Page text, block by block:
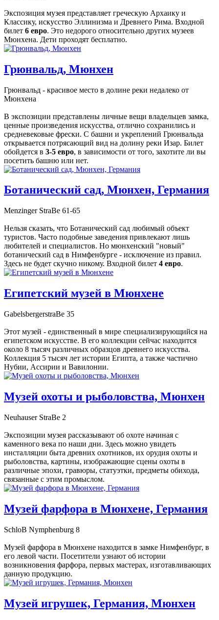
Экспозиция музея представляет греческую Архаику и
Классику, искусство Эллинизма и Древнего Рима. Входной
билет 6 евро. Это недорого относительно других музеев
Мюнхена. Дети проходят бесплатно.
Грюнвальд, Мюнхен
Грюнвальд - красивое место в долине реки недалеко от
Мюнхена
В экспозиции представлены личные вещи владельцев замка,
ценные произведения искусства, отлично сохранились и
средневековые фрески. С башни и укреплений Грюнвальда
открывается потрясающий вид на долину реки Изар. Билет
обойдется в 3-5 евро, в зависимости от того, захотите ли вы
посетить башню или нет.
Ботанический сад, Мюнхен, Германия
Menzinger StraBe 61-65
Нельзя сказать, что Ботанический сад любимый объект
туристов. Часто подобные заведения привлекают лишь
любителей и специалистов. Но мюнхенский "новый"
ботанический сад в Нимфенбурге - исключение из правил.
Здесь не будет скучно никому. Входной билет 4 евро.
Египетский музей в Мюнхене
GabelsbergerstraBe 35
Этот музей - единственный в мире специализирующийся на
египетском искусстве. В его коллекции сейчас находится
около 8 тысяч различных образцов древнего искусства.
Коллекция 5 тысяч лет истории Египта, а также частично
Нубии, Ассирии и Вавилонии.
Музей охоты и рыболовства, Мюнхен
Neuhauser StraBe 2
Экспозиции музея рассказывают об охоте начиная с
каменного века по наши дни. Здесь можно увидеть
инсталляции быта древних охотников, их орудия охоты и
рыболовства, картины, изображающие сцены охоты в
различные эпохи, гравюры, статуэтки, предметы обихода,
связанные с этим промыслом.
Музей фарфора в Мюнхене, Германия
SchloB Nymphenburg 8
Музей фарфора в Мюнхене находится в замке Нимфенбург, в
его левой части. Посетители узнают об истории
возникновения фарфора, первых мастерах, изготавливающих
данную продукцию.
Музей игрушек, Германия, Мюнхен